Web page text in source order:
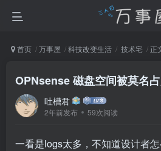
首页 万事屋 科技改变生活 技术宅 正
OPNsense 磁盘空间被莫名
吐槽君
2年前发布 59次阅读
一看是logs太多，不知道设计者